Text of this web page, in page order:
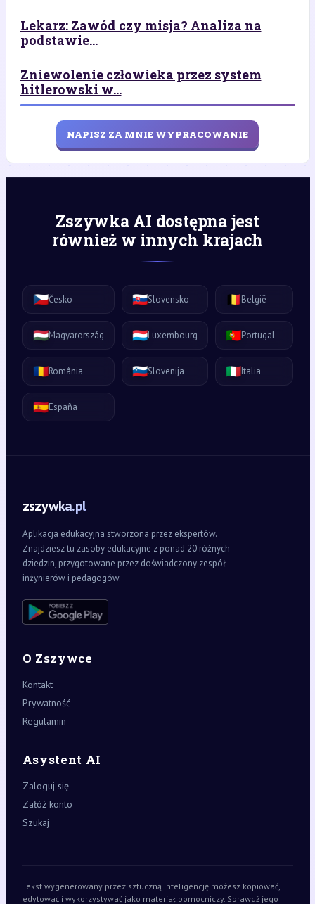
Lekarz: Zawód czy misja? Analiza na
podstawie...
Zniewolenie człowieka przez system
hitlerowski w...
NAPISZ ZA MNIE WYPRACOWANIE
Zszywka AI dostępna jest
również w innych krajach
🇨🇿Česko 🇸🇰Slovensko 🇧🇪België
🇭🇺Magyarország 🇱🇺Luxembourg 🇵🇹Portugal
🇷🇴România 🇸🇮Slovenija 🇮🇹Italia
🇪🇸España
zszywka.pl
Aplikacja edukacyjna stworzona przez ekspertów.
Znajdziesz tu zasoby edukacyjne z ponad 20 różnych
dziedzin, przygotowane przez doświadczony zespół
inżynierów i pedagogów.
O Zszywce
Kontakt
Prywatność
Regulamin
Asystent AI
Zaloguj się
Załóż konto
Szukaj
Tekst wygenerowany przez sztuczną inteligencję możesz kopiować,
edytować i wykorzystywać jako materiał pomocniczy. Sprawdź jego